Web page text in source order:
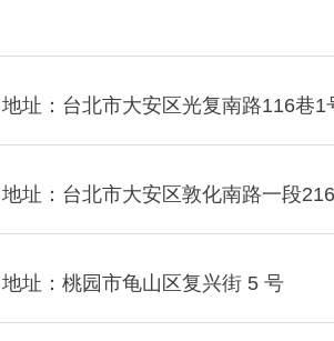
地址：台北市大安区光复南路116巷1
地址：台北市大安区敦化南路一段
地址：桃园市龟山区复兴街 5 号